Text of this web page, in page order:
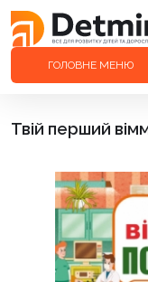
ГОЛОВНЕ МЕНЮ
Твій перший